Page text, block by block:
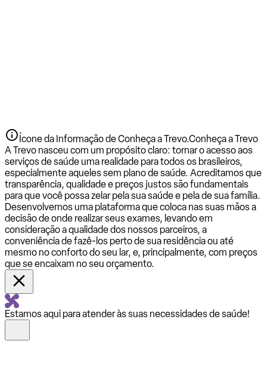
Ícone da Informação de Conheça a Trevo.Conheça a Trevo
A Trevo nasceu com um propósito claro: tornar o acesso aos
serviços de saúde uma realidade para todos os brasileiros,
especialmente aqueles sem plano de saúde. Acreditamos que
transparência, qualidade e preços justos são fundamentais
para que você possa zelar pela sua saúde e pela de sua família.
Desenvolvemos uma plataforma que coloca nas suas mãos a
decisão de onde realizar seus exames, levando em
consideração a qualidade dos nossos parceiros, a
conveniência de fazê-los perto de sua residência ou até
mesmo no conforto do seu lar, e, principalmente, com preços
que se encaixam no seu orçamento.
Estamos aqui para atender às suas necessidades de saúde!